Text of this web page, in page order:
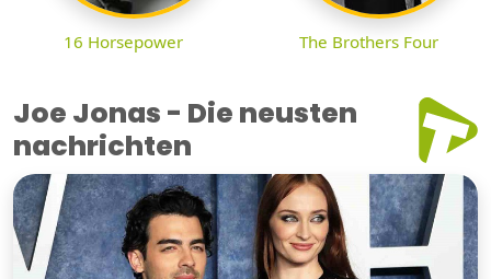
16 Horsepower The Brothers Four
Joe Jonas - Die neusten
nachrichten